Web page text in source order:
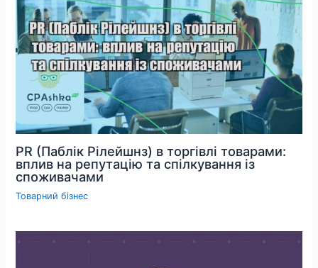
PR (Паблік Рілейшнз) в торгівлі товарами:
вплив на репутацію та спілкування із
споживачами
Товарний бізнес